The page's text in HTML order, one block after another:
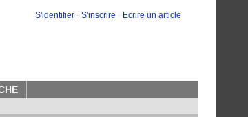
S'identifier - S'inscrire - Ecrire un article